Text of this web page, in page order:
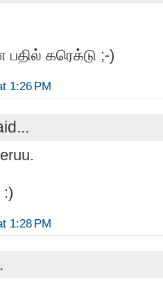
கரெக்டு ;-)
1:26 PM
:)
1:28 PM